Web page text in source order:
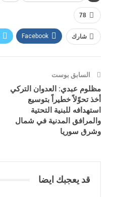
78
شارك Facebook
السابق بوست
مظلوم عبدي: العدوان التركي
أخذ تحوّلاً خطيراً بتوسيع
استهدافه للبنية التحتية
والمرافق المدنية في شمال
وشرق سوريا
قد يعجبك ايضا